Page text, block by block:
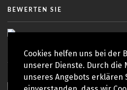
Cookies helfen uns bei der
unserer Dienste. Durch die
unseres Angebots erklären
BEWERTEN SIE